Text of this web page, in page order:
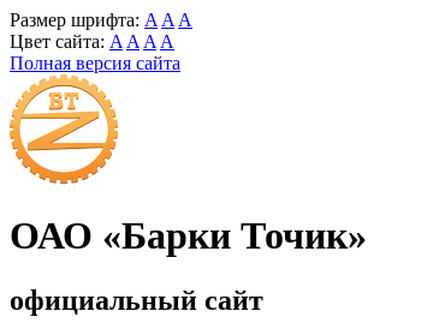
Размер шрифта: A A A
Цвет сайта: A A A A
Полная версия сайта
ОАО «Барки Точик»
официальный сайт